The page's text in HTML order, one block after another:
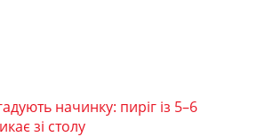
начинку: пиріг із 5–6
зі столу